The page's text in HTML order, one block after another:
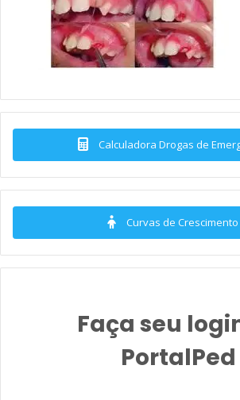
Calculadora Drogas de
Curvas de Crescimento
Faça seu
PortalPed